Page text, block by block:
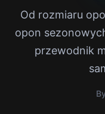
Od rozmiaru
opon
przewodnik